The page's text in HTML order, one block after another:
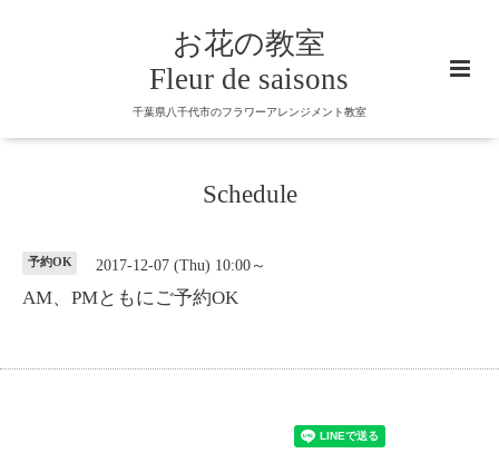
お花の教室
Fleur de saisons
千葉県八千代市のフラワーアレンジメント教室
Schedule
予約OK 2017-12-07 (Thu) 10:00～
AM、PMともにご予約OK